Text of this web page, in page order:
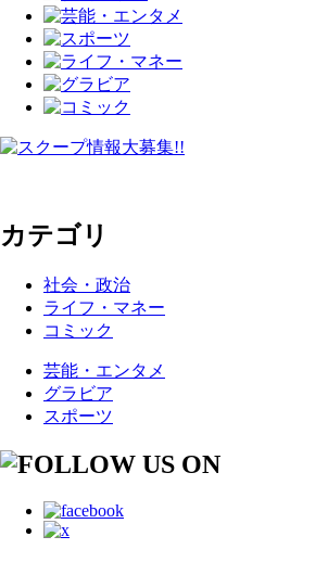
カテゴリ
社会・政治
ライフ・マネー
コミック
芸能・エンタメ
グラビア
スポーツ